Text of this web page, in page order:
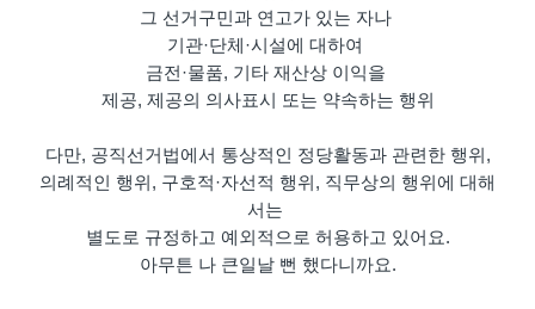
그 선거구민과 연고가 있는 자나
기관·단체·시설에 대하여
금전·물품, 기타 재산상 이익을
제공, 제공의 의사표시 또는 약속하는 행위
다만, 공직선거법에서 통상적인 정당활동과 관련한 행위,
의례적인 행위, 구호적·자선적 행위, 직무상의 행위에 대해
서는
별도로 규정하고 예외적으로 허용하고 있어요.
아무튼 나 큰일날 뻔 했다니까요.